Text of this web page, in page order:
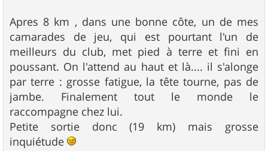
Apres 8 km , dans une bonne côte, un de mes
camarades de jeu, qui est pourtant l'un de
meilleurs du club, met pied à terre et fini en
poussant. On l'attend au haut et là.... il s'alonge
par terre : grosse fatigue, la tête tourne, pas de
jambe. Finalement tout le monde le
raccompagne chez lui.
Petite sortie donc (19 km) mais grosse
inquiétude